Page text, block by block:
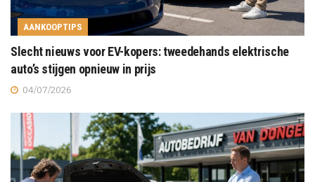
AANKOOPTIPS
Slecht nieuws voor EV-kopers: tweedehands elektrische
auto’s stijgen opnieuw in prijs
04/07/2026